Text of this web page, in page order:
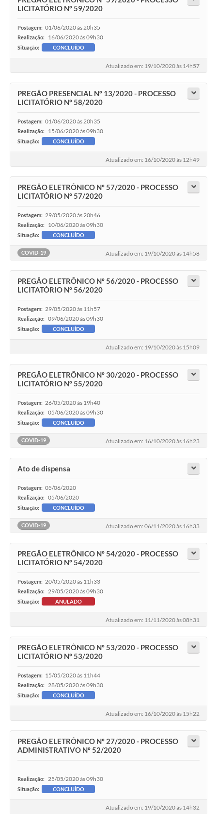
LICITATÓRIO Nº 59/2020
Postagem: 01/06/2020 às 20h35
Realização: 16/06/2020 às 09h30
Situação: CONCLUÍDO
Atualizado em: 19/10/2020 às 14h57
PREGÃO PRESENCIAL Nº 13/2020 - PROCESSO
LICITATÓRIO Nº 58/2020
Postagem: 01/06/2020 às 20h35
Realização: 15/06/2020 às 09h30
Situação: CONCLUÍDO
Atualizado em: 16/10/2020 às 12h49
PREGÃO ELETRÔNICO Nº 57/2020 - PROCESSO
LICITATÓRIO Nº 57/2020
Postagem: 29/05/2020 às 20h46
Realização: 10/06/2020 às 09h30
Situação: CONCLUÍDO
COVID-19 Atualizado em: 19/10/2020 às 14h58
PREGÃO ELETRÔNICO Nº 56/2020 - PROCESSO
LICITATÓRIO Nº 56/2020
Postagem: 29/05/2020 às 11h57
Realização: 09/06/2020 às 09h30
Situação: CONCLUÍDO
Atualizado em: 19/10/2020 às 15h09
PREGÃO ELETRÔNICO Nº 30/2020 - PROCESSO
LICITATÓRIO Nº 55/2020
Postagem: 26/05/2020 às 19h40
Realização: 05/06/2020 às 09h30
Situação: CONCLUÍDO
COVID-19 Atualizado em: 16/10/2020 às 16h23
Ato de dispensa
Postagem: 05/06/2020
Realização: 05/06/2020
Situação: CONCLUÍDO
COVID-19 Atualizado em: 06/11/2020 às 16h33
PREGÃO ELETRÔNICO Nº 54/2020 - PROCESSO
LICITATÓRIO Nº 54/2020
Postagem: 20/05/2020 às 11h33
Realização: 29/05/2020 às 09h30
Situação: ANULADO
Atualizado em: 11/11/2020 às 08h31
PREGÃO ELETRÔNICO Nº 53/2020 - PROCESSO
LICITATÓRIO Nº 53/2020
Postagem: 15/05/2020 às 11h44
Realização: 28/05/2020 às 09h30
Situação: CONCLUÍDO
Atualizado em: 16/10/2020 às 15h22
PREGÃO ELETRÔNICO Nº 27/2020 - PROCESSO
ADMINISTRATIVO Nº 52/2020
Realização: 25/05/2020 às 09h30
Situação: CONCLUÍDO
Atualizado em: 19/10/2020 às 14h32